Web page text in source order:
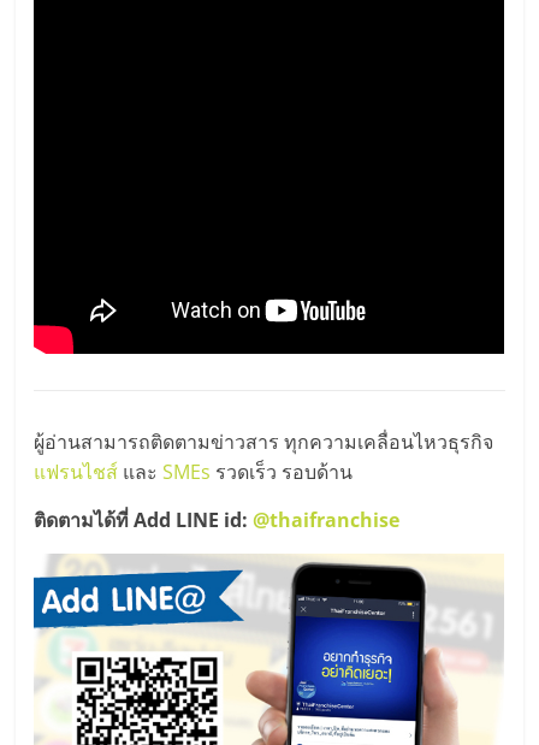
ธุรกิจ
มอี
ไทย,
แฟ
ไชส์,
ปรึกษา
แฟ
ไชส์,
ผู้อ่านสามารถติดตามข่าวสาร ทุกความเคลื่อนไหวธุรกิจ
แฟรนไชส์ และSMEs รวดเร็ว รอบด้าน
ติดตามได้ที่ Add LINE id:@thaifranchise